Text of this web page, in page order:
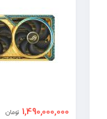
1,490,000,000 تومان